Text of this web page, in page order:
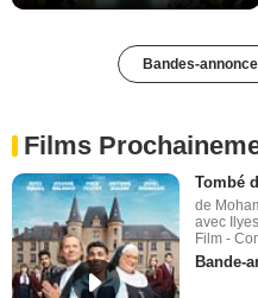
Bandes-
Films
Tombé
de
avec
Film -
Bande-